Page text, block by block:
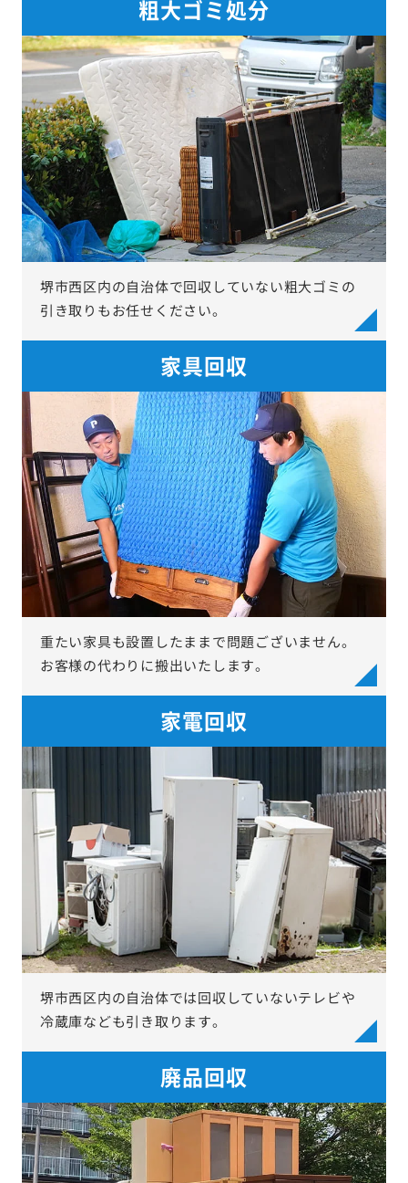
粗大ゴミ処分
堺市西区内の自治体で回収していない粗大ゴミの
引き取りもお任せください。
家具回収
重たい家具も設置したままで問題ございません。
お客様の代わりに搬出いたします。
家電回収
堺市西区内の自治体では回収していないテレビや
冷蔵庫なども引き取ります。
廃品回収